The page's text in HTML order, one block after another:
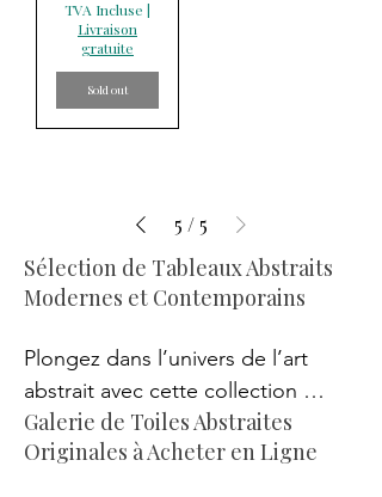
TVA Incluse |
Livraison
gratuite
Sold out
5 / 5
Sélection de Tableaux Abstraits
Modernes et Contemporains
Plongez dans l’univers de l’art
abstrait avec cette collection
exclusive de peintures sur toile.
Chaque tableau abstrait signé
Galerie de Toiles Abstraites
Originales à Acheter en Ligne